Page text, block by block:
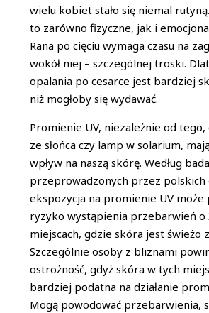
wielu kobiet stało się niemal
to zarówno fizyczne, jak i
Rana po cięciu wymaga czasu na
wokół niej – szczególnej troski.
opalania po cesarce jest bardziej
niż mogłoby się wydawać.
Promienie UV, niezależnie od tego,
ze słońca czy lamp w solarium,
wpływ na naszą skórę. Według
przeprowadzonych przez polskich
ekspozycja na promienie UV może
ryzyko wystąpienia przebarwień o
miejscach, gdzie skóra jest świeżo
Szczególnie osoby z bliznami
ostrożność, gdyż skóra w tych
bardziej podatna na działanie
Mogą powodować przebarwienia,